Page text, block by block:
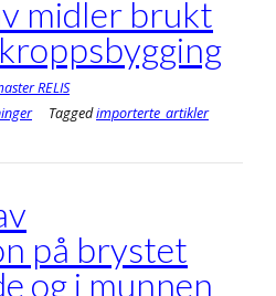
midler brukt
RELIS
Taggedimporterte_artikler
på brystet
og i munnen